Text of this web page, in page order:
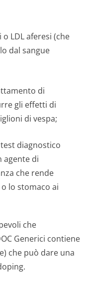
LDL aferesi (che
dal sangue
di
gli effetti di
di vespa;
diagnostico
agente di
che rende
lo stomaco ai
che
Generici contiene
che può dare una